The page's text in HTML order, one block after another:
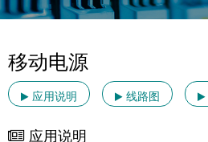
移动电源
应用说明 线路图
应用说明